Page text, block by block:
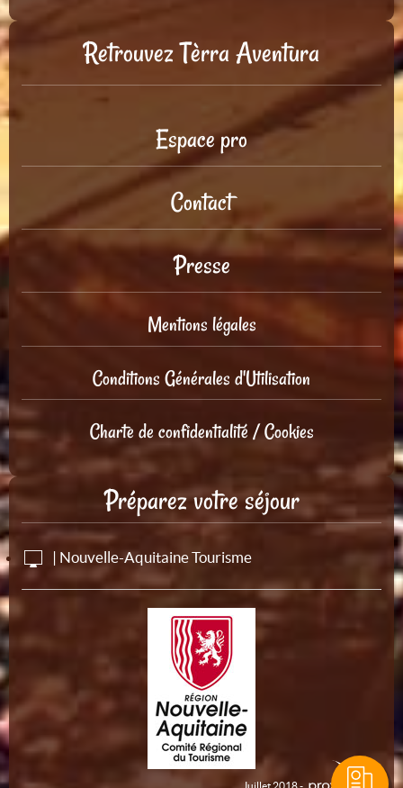
Retrouvez Tèrra Aventura
Espace pro
Contact
Presse
Mentions légales
Conditions Générales d'Utilisation
Charte de confidentialité / Cookies
Préparez votre séjour
| Nouvelle-Aquitaine Tourisme